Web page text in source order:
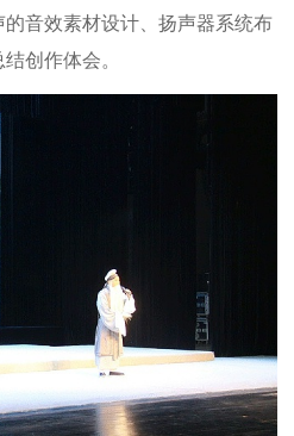
音效素材设计、扬声器系统布
创作体会。